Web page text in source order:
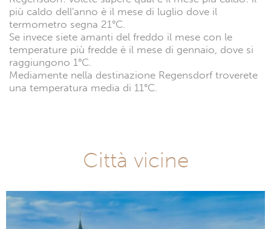
più caldo dell'anno è il mese di luglio dove il
termometro segna 21°C.
Se invece siete amanti del freddo il mese con le
temperature più fredde è il mese di gennaio, dove si
raggiungono 1°C.
Mediamente nella destinazione Regensdorf troverete
una temperatura media di 11°C.
Città vicine